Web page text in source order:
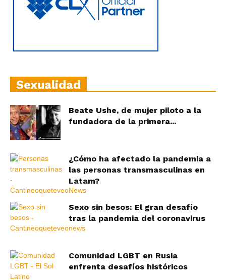
Sexualidad
Beate Ushe, de mujer piloto a la
fundadora de la primera...
¿Cómo ha afectado la pandemia a
las personas transmasculinas en
Latam?
Sexo sin besos: El gran desafío
tras la pandemia del coronavirus
Comunidad LGBT en Rusia
enfrenta desafíos históricos